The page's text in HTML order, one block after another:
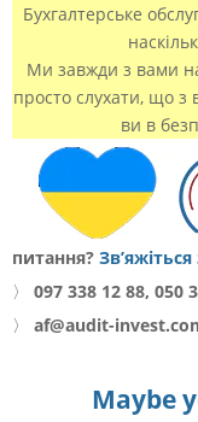
Бухгалтерське
Ми завжди з вами на
просто слухати, що з
ви в
питання?
〉
097 338 12 88, 050
〉
af@audit-
Maybe